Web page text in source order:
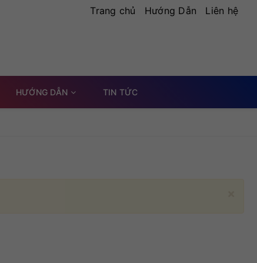
Trang chủ Hướng Dẫn Liên hệ
HƯỚNG DẪN TIN TỨC